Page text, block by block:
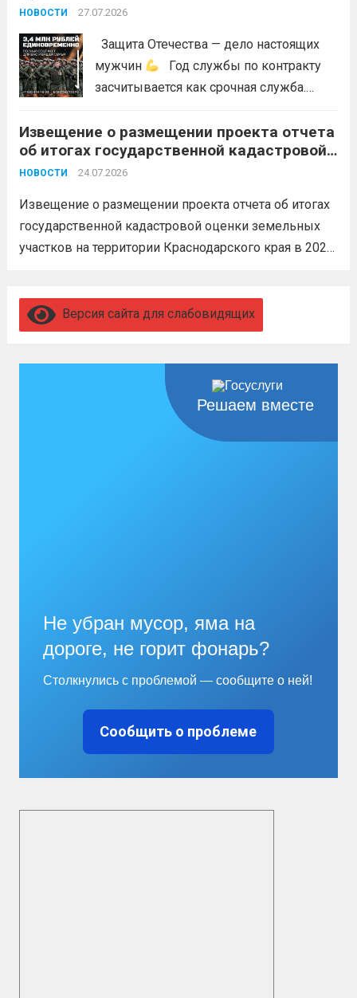
НОВОСТИ 27.07.2026
Защита Отечества — дело настоящих
мужчин
Год службы по контракту
засчитывается как срочная служба.
невозможен без вашего согласия,
увольнение по окончании срока
гарантировано. Регион предоставляет
бойцам множество мер поддержки:
3,4 млн рублей единовременно;...
Извещение о размещении проекта отчета
об итогах государственной кадастровой
оценки земельных участков на
году
НОВОСТИ 24.07.2026
Извещение о размещении проекта отчета об итогах
государственной кадастровой оценки земельных
участков на территории Краснодарского края в 2026
Версия сайта для слабовидящих
Решаем вместе
Не убран мусор, яма на
дороге, не горит фонарь?
Столкнулись с проблемой — сообщите о ней!
Сообщить о проблеме